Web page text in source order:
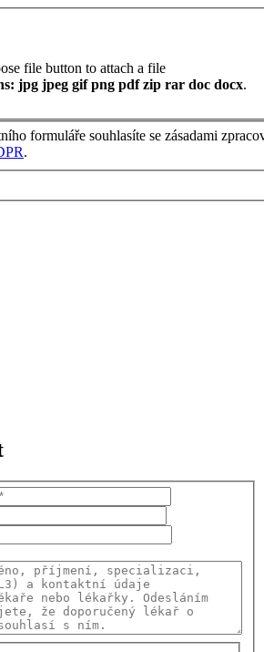
file button to attach a file
jpg jpeg gif png pdf zip rar doc docx.
formuláře souhlasíte se zásadami
.